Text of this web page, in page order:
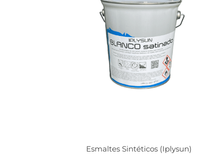
Esmaltes Sintéticos (Iplysun)
59,90 €